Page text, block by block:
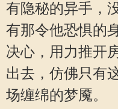
有隐秘的异手，
有那令他恐惧的
决心，用力推开
出去，仿佛只有
场缠绵的梦魇。